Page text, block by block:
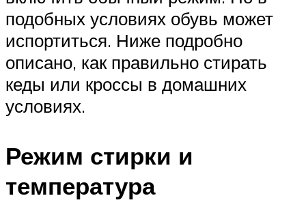
подобных условиях обувь может
испортиться. Ниже подробно
описано, как правильно стирать
кеды или кроссы в домашних
условиях.
Режим стирки и
температура